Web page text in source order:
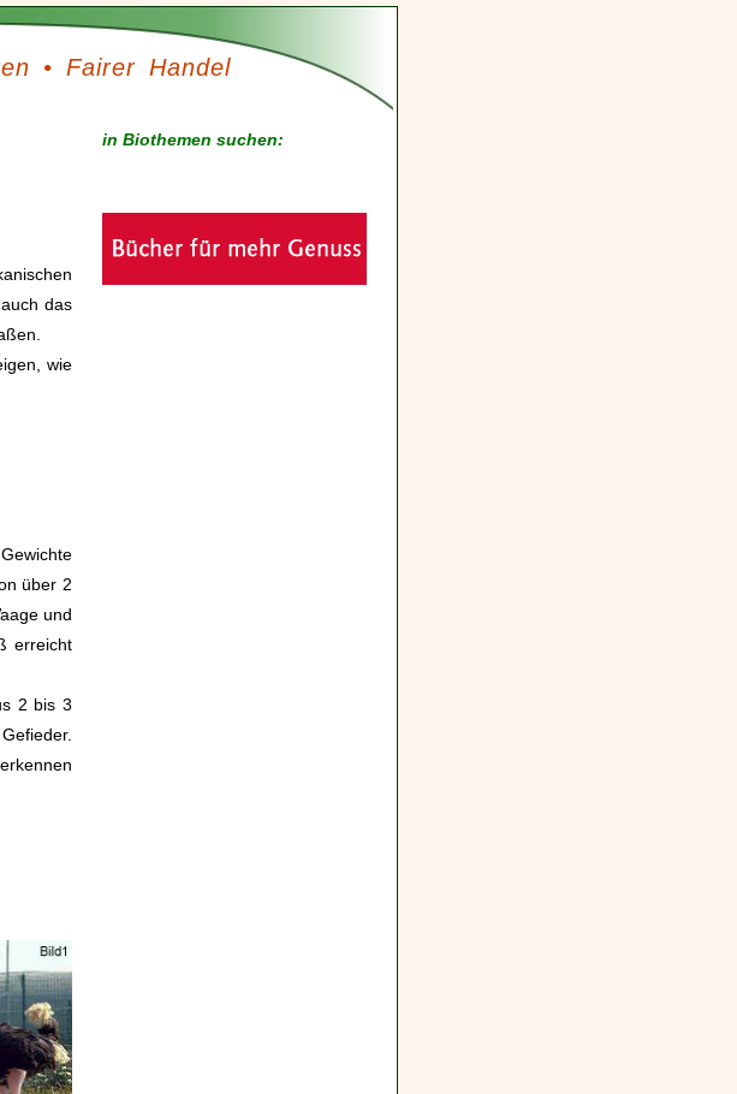
• Fairer Handel
das
wie
über 2
und
erreicht
2 bis 3
in Biothemen suchen: